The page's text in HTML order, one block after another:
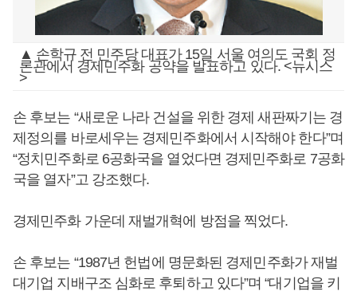
▲ 손학규 전 민주당 대표가 15일 서울 여의도 국회 정
론관에서 경제민주화 공약을 발표하고 있다. <뉴시스
>
손 후보는 “새로운 나라 건설을 위한 경제 새판짜기는 경
제정의를 바로세우는 경제민주화에서 시작해야 한다”며
“정치민주화로 6공화국을 열었다면 경제민주화로 7공화
국을 열자”고 강조했다.
경제민주화 가운데 재벌개혁에 방점을 찍었다.
손 후보는 “1987년 헌법에 명문화된 경제민주화가 재벌
대기업 지배구조 심화로 후퇴하고 있다”며 “대기업을 키